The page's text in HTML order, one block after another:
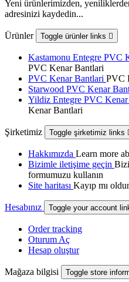
Yeni ürünlerimizden,
adresinizi kaydedin...
Ürünler Toggle ürünler links 
Kastamonu Entegre PVC
PVC Kenar Bantlari
PVC Kenar Bantlari PVC
Starwood PVC Kenar
Yildiz Entegre PVC
Kenar Bantlari
Şirketimiz Toggle şirketimiz links
Hakkımızda Learn more
Bizimle iletişime geçin
formumuzu kullanın
Site haritası Kayıp mı
Hesabınız Toggle your account
Order tracking
Oturum Aç
Hesap oluştur
Mağaza bilgisi Toggle store